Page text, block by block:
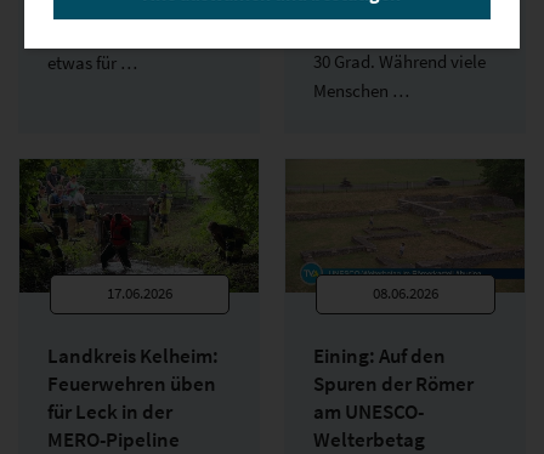
etwas für …
30 Grad. Während viele
Menschen …
Landkreis Kelheim:
Feuerwehren üben
für Leck in der
MERO-Pipeline
17.06.2026
Eining: Auf den
Spuren der Römer
am UNESCO-
Welterbetag
08.06.2026